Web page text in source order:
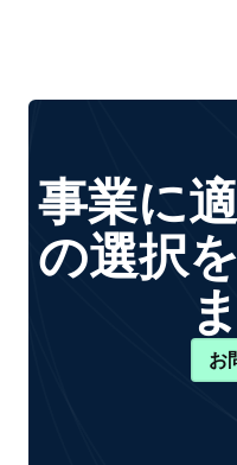
事業に
の選択
お